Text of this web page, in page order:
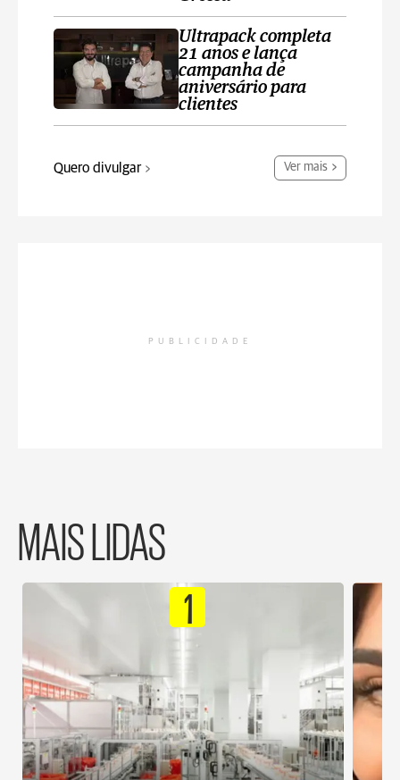
Ultrapack completa
21 anos e lança
campanha de
aniversário para
clientes
Quero divulgar Ver mais
PUBLICIDADE
MAIS LIDAS
1